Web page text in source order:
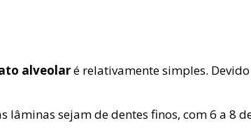
alveolaré relativamente simples.
sejam de dentes finos, com 6 a 8